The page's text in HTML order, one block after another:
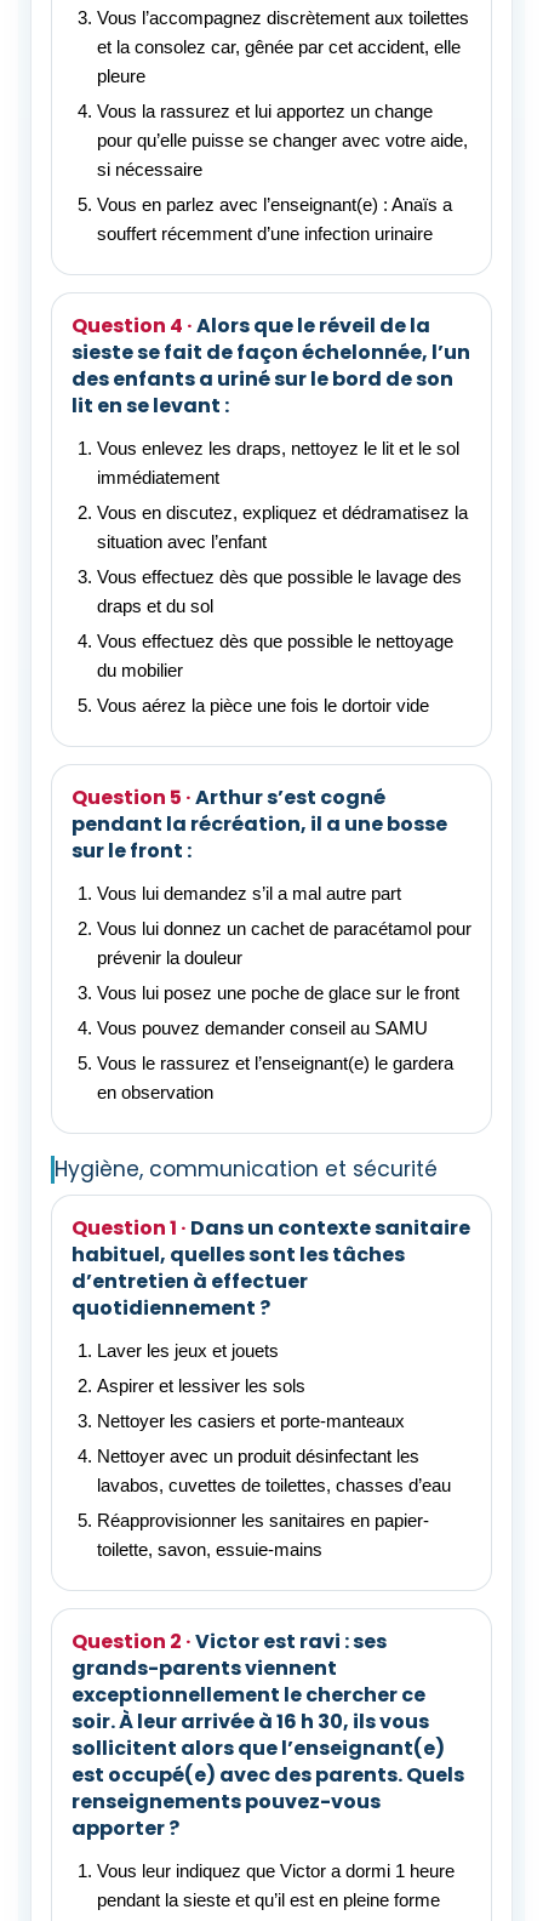
Vous l’accompagnez discrètement aux toilettes
et la consolez car, gênée par cet accident, elle
pleure
Vous la rassurez et lui apportez un change
pour qu’elle puisse se changer avec votre aide,
si nécessaire
Vous en parlez avec l’enseignant(e) : Anaïs a
souffert récemment d’une infection urinaire
Alors que le réveil de la
sieste se fait de façon échelonnée, l’un
des enfants a uriné sur le bord de son
lit en se levant :
Vous enlevez les draps, nettoyez le lit et le sol
immédiatement
Vous en discutez, expliquez et dédramatisez la
situation avec l’enfant
Vous effectuez dès que possible le lavage des
draps et du sol
Vous effectuez dès que possible le nettoyage
du mobilier
Vous aérez la pièce une fois le dortoir vide
Arthur s’est cogné
pendant la récréation, il a une bosse
sur le front :
Vous lui demandez s’il a mal autre part
Vous lui donnez un cachet de paracétamol pour
prévenir la douleur
Vous lui posez une poche de glace sur le front
Vous pouvez demander conseil au SAMU
Vous le rassurez et l’enseignant(e) le gardera
en observation
Hygiène, communication et sécurité
Dans un contexte sanitaire
habituel, quelles sont les tâches
d’entretien à effectuer
quotidiennement ?
Laver les jeux et jouets
Aspirer et lessiver les sols
Nettoyer les casiers et porte-manteaux
Nettoyer avec un produit désinfectant les
lavabos, cuvettes de toilettes, chasses d’eau
Réapprovisionner les sanitaires en papier-
toilette, savon, essuie-mains
Victor est ravi : ses
grands-parents viennent
exceptionnellement le chercher ce
soir. À leur arrivée à 16 h 30, ils vous
sollicitent alors que l’enseignant(e)
est occupé(e) avec des parents. Quels
renseignements pouvez-vous
apporter ?
Vous leur indiquez que Victor a dormi 1 heure
pendant la sieste et qu’il est en pleine forme